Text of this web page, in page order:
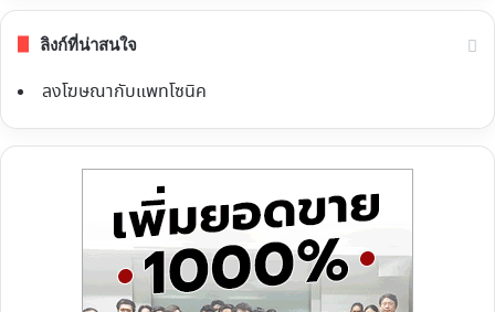
ลิงก์ที่น่าสนใจ
ลงโฆษณากับแพทโซนิค